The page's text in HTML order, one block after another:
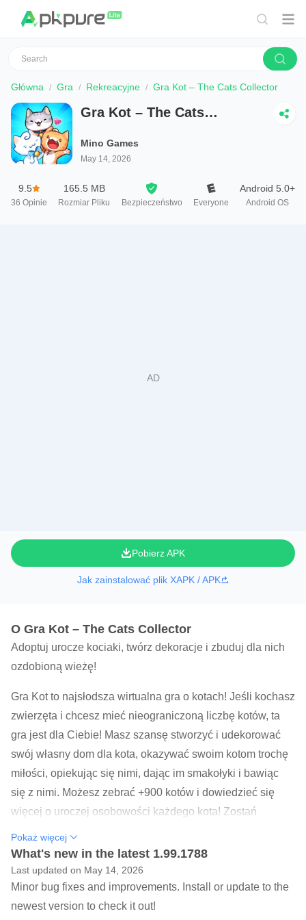
Główna Gra Rekreacyjne Gra Kot – The Cats Collector
Gra Kot – The Cats
Mino Games
May 14, 2026
9.5
36 Opinie
165.5 MB
Rozmiar Pliku Bezpieczeństwo Everyone
Android 5.0+
Android OS
Pobierz APK
Jak zainstalować plik XAPK / APK
O Gra Kot – The Cats Collector
Adoptuj urocze kociaki, twórz dekoracje i zbuduj dla nich
ozdobioną wieżę!
Gra Kot to najsłodsza wirtualna gra o kotach! Jeśli kochasz
zwierzęta i chcesz mieć nieograniczoną liczbę kotów, ta
gra jest dla Ciebie! Masz szansę stworzyć i udekorować
swój własny dom dla kota, okazywać swoim kotom trochę
miłości, opiekując się nimi, dając im smakołyki i bawiąc
się z nimi. Możesz zebrać +900 kotów i dowiedzieć się
więcej o uroczej osobowości każdego kota! Zostań
kolekcjonerem kotów, pokochasz to!
Od kawaii grafiki po uroczą rozgrywkę, będziesz dbać o
swoje urocze kociaki przy każdej możliwej okazji! Miliony
podarowały Gra Kot dwie futrzane łapy w górę! 🐾
Pokaż więcej
What's new in the latest 1.99.1788
Last updated on May 14, 2026
Minor bug fixes and improvements. Install or update to the
newest version to check it out!